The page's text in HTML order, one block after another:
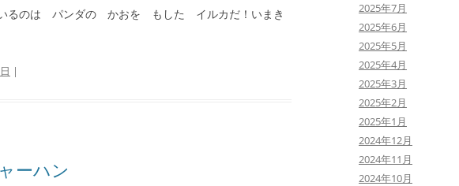
るのは パンダの かおを もした イルカだ！いまき
|
ーハン
2025年7月
2025年6月
2025年5月
2025年4月
2025年3月
2025年2月
2025年1月
2024年12月
2024年11月
2024年10月